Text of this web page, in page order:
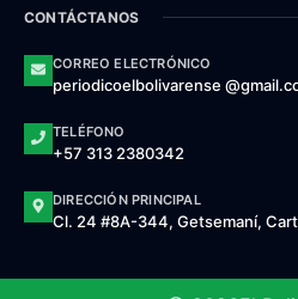
CONTÁCTANOS
CORREO ELECTRÓNICO
periodicoelbolivarense
TELÉFONO
+57 313 2380342
DIRECCIÓN PRINCIPAL
Cl. 24 #8A-344, Getsemaní,